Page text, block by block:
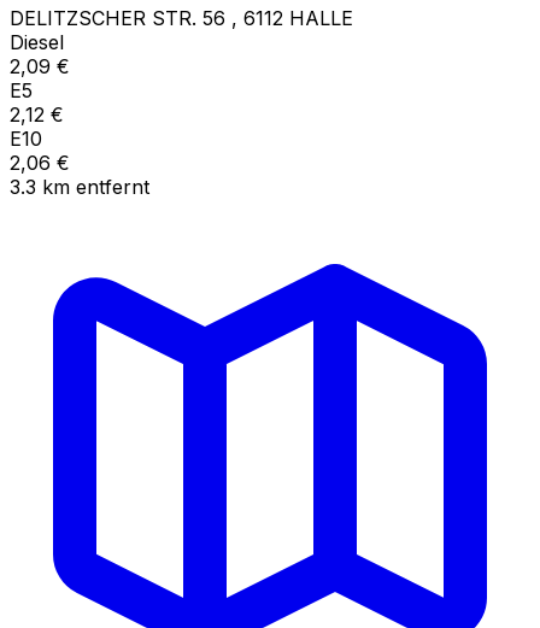
DELITZSCHER STR. 56 , 6112 HALLE
Diesel
2,09 €
E5
2,12 €
E10
2,06 €
3.3 km entfernt